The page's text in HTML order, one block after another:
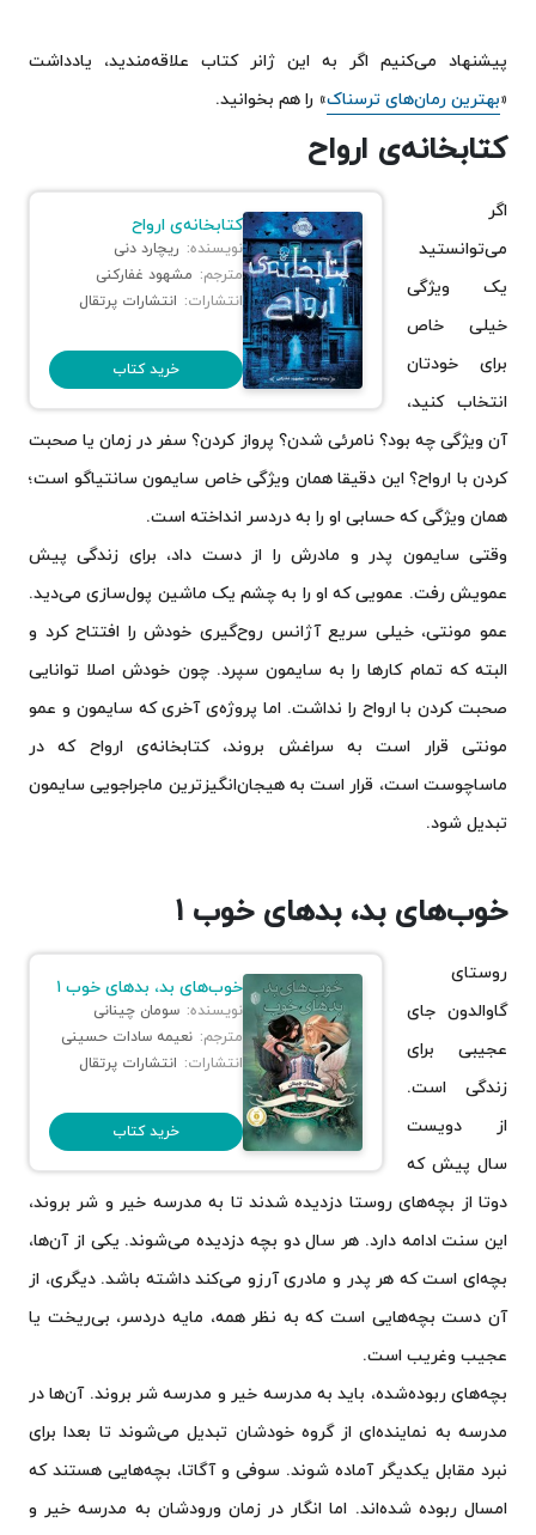
پیشنهاد می‌کنیم اگر به این ژانر کتاب علاقه‌مندید، یادداشت
«بهترین رمان‌های ترسناک» را هم بخوانید.
کتابخانه‌ی ارواح
کتابخانه‌ی ارواح
نویسنده: ریچارد دنی
مترجم: مشهود غفارکنی
انتشارات: انتشارات پرتقال
خرید کتاب
اگر
می‌توانستید
یک ویژگی
خیلی خاص
برای خودتان
انتخاب کنید،
آن ویژگی چه بود؟ نامرئی شدن؟ پرواز کردن؟ سفر در زمان یا صحبت
کردن با ارواح؟ این دقیقا همان ویژگی خاص سایمون سانتیاگو است؛
همان ویژگی که حسابی او را به دردسر انداخته است.
وقتی سایمون پدر و مادرش را از دست داد، برای زندگی پیش
عمویش رفت. عمویی که او را به چشم یک ماشین پول‌سازی می‌دید.
عمو مونتی، خیلی سریع آژانس روح‌گیری خودش را افتتاح کرد و
البته که تمام کارها را به سایمون سپرد. چون خودش اصلا توانایی
صحبت کردن با ارواح را نداشت. اما پروژه‌ی آخری که سایمون و عمو
مونتی قرار است به سراغش بروند، کتابخانه‌ی ارواح که در
ماساچوست است، قرار است به هیجان‌انگیزترین ماجراجویی سایمون
تبدیل شود.
خوب‌های بد، بدهای خوب ۱
خوب‌های بد، بدهای خوب ۱
نویسنده: سومان چینانی
مترجم: نعیمه سادات حسینی
انتشارات: انتشارات پرتقال
خرید کتاب
روستای
گاوالدون جای
عجیبی برای
زندگی است.
از دویست
سال پیش که
دوتا از بچه‌های روستا دزدیده شدند تا به مدرسه خیر و شر بروند،
این سنت ادامه دارد. هر سال دو بچه دزدیده می‌شوند. یکی از آن‌ها،
بچه‌ای است که هر پدر و مادری آرزو می‌کند داشته باشد. دیگری، از
آن دست بچه‌هایی است که به نظر همه، مایه دردسر، بی‌ریخت یا
عجیب وغریب است.
بچه‌های ربوده‌شده، باید به مدرسه خیر و مدرسه شر بروند. آن‌ها در
مدرسه به نماینده‌ای از گروه خودشان تبدیل می‌شوند تا بعدا برای
نبرد مقابل یکدیگر آماده شوند. سوفی و آگاتا، بچه‌هایی هستند که
امسال ربوده شده‌اند. اما انگار در زمان ورودشان به مدرسه خیر و